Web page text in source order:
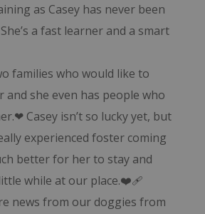
as Casey has never been
a fast learner and a smart
families who would like to
and she even has people who
Casey isn’t so lucky yet, but
experienced foster coming
better for her to stay and
while at our place.❤️‍🩹
news from our doggies from